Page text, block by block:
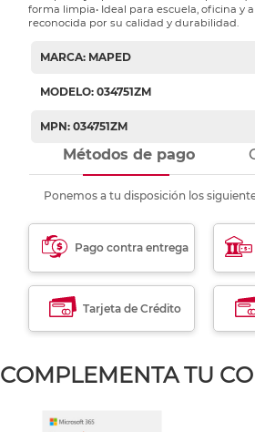
forma limpia• Ideal para escuela, oficina y
reconocida por su calidad y durabilidad.
MARCA: MAPED
MODELO: 034751ZM
MPN: 034751ZM
Métodos de pago
Ponemos a tu disposición los
Pago contra entrega
Tarjeta de Crédito
COMPLEMENTA TU